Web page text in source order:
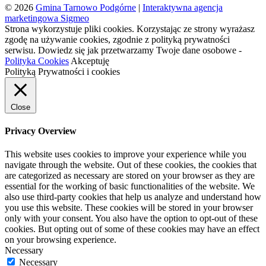
© 2026 Gmina Tarnowo Podgórne | Interaktywna agencja
marketingowa Sigmeo
Strona wykorzystuje pliki cookies. Korzystając ze strony wyrażasz
zgodę na używanie cookies, zgodnie z polityką prywatności
serwisu. Dowiedz się jak przetwarzamy Twoje dane osobowe -
Polityka Cookies Akceptuję
Polityką Prywatności i cookies
Close
Privacy Overview
This website uses cookies to improve your experience while you
navigate through the website. Out of these cookies, the cookies that
are categorized as necessary are stored on your browser as they are
essential for the working of basic functionalities of the website. We
also use third-party cookies that help us analyze and understand how
you use this website. These cookies will be stored in your browser
only with your consent. You also have the option to opt-out of these
cookies. But opting out of some of these cookies may have an effect
on your browsing experience.
Necessary
Necessary